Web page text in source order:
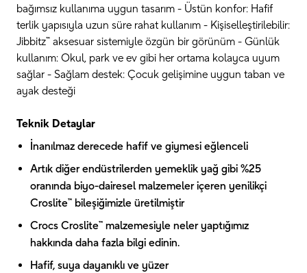
bağımsız kullanıma uygun tasarım - Üstün konfor: Hafif
terlik yapısıyla uzun süre rahat kullanım - Kişiselleştirilebilir:
Jibbitz™ aksesuar sistemiyle özgün bir görünüm - Günlük
kullanım: Okul, park ve ev gibi her ortama kolayca uyum
sağlar - Sağlam destek: Çocuk gelişimine uygun taban ve
ayak desteği
Teknik Detaylar
İnanılmaz derecede hafif ve giymesi eğlenceli
Artık diğer endüstrilerden yemeklik yağ gibi %25
oranında biyo-dairesel malzemeler içeren yenilikçi
Croslite™ bileşiğimizle üretilmiştir
Crocs Croslite™ malzemesiyle neler yaptığımız
hakkında daha fazla bilgi edinin.
Hafif, suya dayanıklı ve yüzer